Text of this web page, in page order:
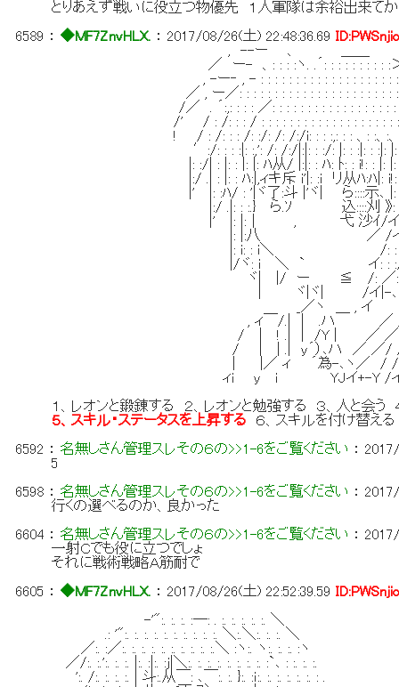
とりあえず戦いに役立つ物優先 １人軍隊は余裕出来て
6589 ：◆MF7ZnvHLX. ：2017/08/26(土) 22:48:36.69
, --ー 、 ＿＿
／ ー- 、: : : :ヽ. .´: : : : : : : : : :＞.
, -ー‐ , - : : : : : : : : : : : : : : : : : : : : :
／ , ー／: : : : : : : : : : : : : : : : : : : : : : : : :
/／ . ´:,: : : : ／: : : : : : : : : : : : : : : : : : : :
/' / : /: : : / : : : : : : : : : : : : : : : : : : : : : :
! / : /: : : /: :/: /: /:/i: : : :,: : : 、: :、:、: : :
′:/: : : :|: :,': /: /:/|:|: : :/: |: : :|: : :|: |: : ､:
|: :/| : |: : |: |: ﾊ从/ |:|: : ﾊ: ﾄ: : i!: : |: |: : :|:
|:/ .| : |: : ﾊ:|,ィキ斥 i'|: :i リ从ﾊ:ﾊ|: i!: : :|:
|' |: :ﾊ/ : '|ヾ了:斗 |'ヾ| ら::::示､ |: : /:
|:/ .|: : :.} ら.ｿ 込::::刈 》: /: :/､
|' |: |:│ , 弋 沙ｲ/イ: :ｲ )|:
|: |:八 ／ /イ: :|ノ: : :
|: i: : i＼ /: : i:/ : : : : i:
|/ヾ: i ＼ ` イ: : :/': : :
ヾ| |/ ー ≦ /: ／: :/i: /i:/ ヽ うーん、
| ヾ|ヾ| /イ|-､ '
_／ヽ ＿ , イ ゝ､＿__ 流石
, ィ￣/.| | .ハ ／ ／ ／
/ | ! .| | /Y | ／ ／ ／
/ | | .| y´）､ハ ／ ／
| |／ ィ ´為-､ヽ／ / /
ィi y i YJイ+-Y /
１、レオンと鍛錬する ２、レオンと勉強する ３、人と会う
５、スキル・ステータスを上昇する ６、スキルを付け替え
6592 ：名無しさん管理スレその６の>>1-6をご覧ください ：
5
6598 ：名無しさん管理スレその６の>>1-6をご覧ください ：
行くの選べるのか、良かった
6604 ：名無しさん管理スレその６の>>1-6をご覧ください ：
一射Ｃでも役に立つでしょ
それに戦術戦略Ａ筋耐で
6605 ：◆MF7ZnvHLX. ：2017/08/26(土) 22:52:39.59
-'":. :. :. :―: . :. :. :. :. :. ＼
.: '":. :. :. :. :. :. :. :. :. :. ＼:.＼:. :. :. ＼
／:. :／:. :. :. :. :. :. :. :. :. :.＼ :ヽ:. ヽ:. :. :. :ヽ
／/:. :.':. :. :. |:. :|:. :j|＼:. :. :. :. :. :. :. :. :`､ : :. :. :.
':. /:. :. :. :. | 斗:.从￣: ､￣:. :. }:. :ｉ:. :. :. :. :. :. : .